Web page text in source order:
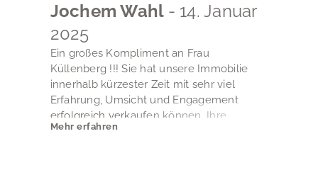
Jochem Wahl - 14. Januar
2025
Ein großes Kompliment an Frau
Küllenberg !!! Sie hat unsere Immobilie
innerhalb kürzester Zeit mit sehr viel
Erfahrung, Umsicht und Engagement
erfolgreich verkaufen können. Ihre
Professionalität war für uns nicht zuletzt an
Mehr erfahren